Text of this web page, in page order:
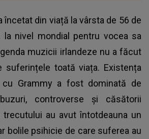
încetat din viață la vârsta de 56 de
la nivel mondial pentru vocea sa
muzicii irlandeze nu a făcut
suferințele toată viața. Existența
cu Grammy a fost dominată de
controverse și căsătorii
trecutului au avut întotdeauna un
bolile psihicie de care suferea au